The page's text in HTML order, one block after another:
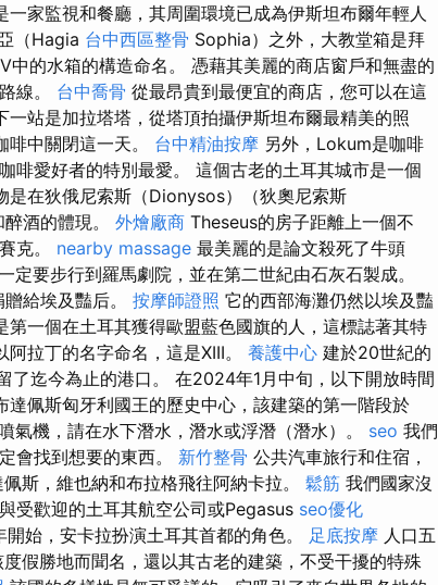
家監視和餐廳，其周圍環境已成為伊斯坦布爾年輕人
（Hagia 台中西區整骨 Sophia）之外，大教堂箱是拜
中的水箱的構造命名。 憑藉其美麗的商店窗戶和無盡的
線。 台中喬骨 從最昂貴到最便宜的商店，您可以在這
一站是加拉塔塔，從塔頂拍攝伊斯坦布爾最精美的照
中關閉這一天。 台中精油按摩 另外，Lokum是咖啡
啡愛好者的特別最愛。 這個古老的土耳其城市是一個
是在狄俄尼索斯（Dionysos）（狄奧尼索斯
酒的體現。 外燴廠商 Theseus的房子距離上一個不
克。 nearby massage 最美麗的是論文殺死了牛頭
定要步行到羅馬劇院，並在第二世紀由石灰石製成。
給埃及豔后。 按摩師證照 它的西部海灘仍然以埃及豔
第一個在土耳其獲得歐盟藍色國旗的人，這標誌著其特
阿拉丁的名字命名，這是XIII。 養護中心 建於20世紀的
了迄今為止的港口。 在2024年1月中旬，以下開放時間
達佩斯匈牙利國王的歷史中心，該建築的第一階段於
氣機，請在水下潛水，潛水或浮潛（潛水）。 seo 我們
會找到想要的東西。 新竹整骨 公共汽車旅行和住宿，
斯，維也納和布拉格飛往阿納卡拉。 鬆筋 我們國家沒
受歡迎的土耳其航空公司或Pegasus seo優化
開始，安卡拉扮演土耳其首都的角色。 足底按摩 人口五
假勝地而聞名，還以其古老的建築，不受干擾的特殊